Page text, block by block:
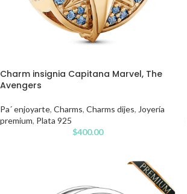
Charm insignia Capitana Marvel, The
Avengers
Pa´ enjoyarte, Charms, Charms dijes, Joyería
premium, Plata 925
$400.00